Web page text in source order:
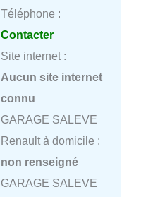
Téléphone :
Contacter
Site internet :
Aucun site internet
connu
GARAGE SALEVE
Renault à domicile :
non renseigné
GARAGE SALEVE